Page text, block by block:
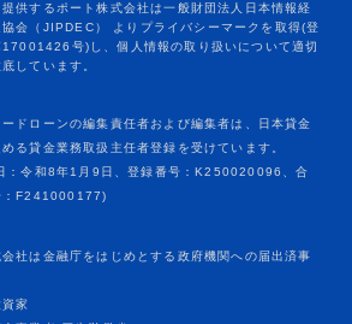
ドローンの編集責任者および編集者は、日本貸金
る貸金業務取扱主任者登録を受けています。
：令和8年1月9日、登録番号：K250020096、合
：F241000177)
社は金融庁をはじめとする政府機関への届出済事
家